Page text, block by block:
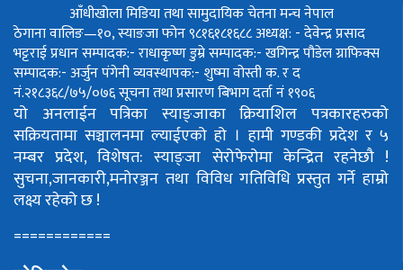
आँधीखोला मिडिया तथा सामुदायिक चेतना मन्च नेपाल
ठेगाना वालिङ—१०, स्याङजा फोन ९८१६१८१६८८अध्यक्ष: - देवेन्द्र प्रसाद
भट्टराईप्रधान सम्पादक:- राधाकृष्ण डुम्रेसम्पादक:- खगिन्द्र पौडेलग्राफिक्स
सम्पादक:- अर्जुन पंगेनीव्यवस्थापक:- शुष्मा वोस्तीक. र द
नं.२१८३६८/७५/०७६सूचना तथा प्रसारण बिभाग दर्ता नं १९०६
यो अनलाईन पत्रिका स्याङ्जाका क्रियाशिल पत्रकारहरुको
सक्रियतामा सञ्चालनमा ल्याईएको हो । हामी गण्डकी प्रदेश र ५
नम्बर प्रदेश, विशेषत: स्याङ्जा सेरोफेरोमा केन्द्रित रहनेछौ !
सुचना,जानकारी,मनोरञ्जन तथा विविध गतिविधि प्रस्तुत गर्ने हाम्रो
लक्ष्य रहेको छ !
============